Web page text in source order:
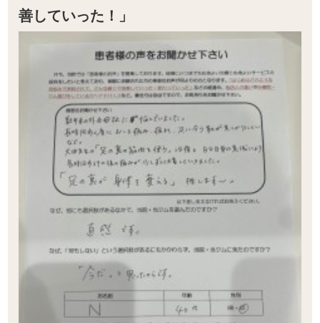
善していった！
」